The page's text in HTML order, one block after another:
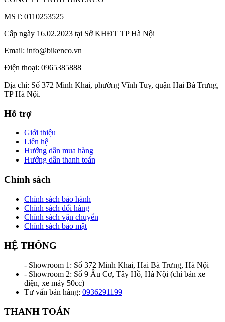
MST: 0110253525
Cấp ngày 16.02.2023 tại Sở KHĐT TP Hà Nội
Email: info@bikenco.vn
Điện thoại: 0965385888
Địa chỉ: Số 372 Minh Khai, phường Vĩnh Tuy, quận Hai Bà Trưng,
TP Hà Nội.
Hỗ trợ
Giới thiệu
Liên hệ
Hướng dẫn mua hàng
Hướng dẫn thanh toán
Chính sách
Chính sách bảo hành
Chính sách đổi hàng
Chính sách vận chuyển
Chính sách bảo mật
HỆ THỐNG
- Showroom 1: Số 372 Minh Khai, Hai Bà Trưng, Hà Nội
- Showroom 2: Số 9 Âu Cơ, Tây Hồ, Hà Nội (chỉ bán xe
điện, xe máy 50cc)
Tư vấn bán hàng: 0936291199
THANH TOÁN